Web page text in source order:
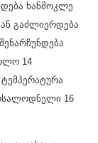
ხანმოკლე
გაძლიერდება
14
16